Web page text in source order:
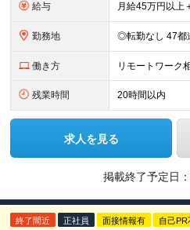
給与
勤務地
働き方 リモートワーク
残業時間 20時間以内
求人を見る
掲載終了予定日：
終了間近 正社員 面接情報有 自己PR